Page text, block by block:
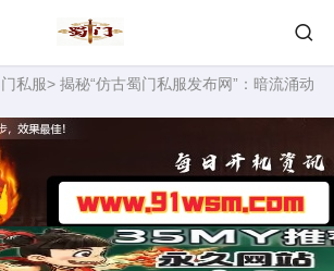
私服> 揭秘“仿古蜀门私服发布网”：暗流涌动